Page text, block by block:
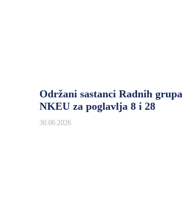
Održani sastanci Radnih grupa
NKEU za poglavlja 8 i 28
30.06.2026